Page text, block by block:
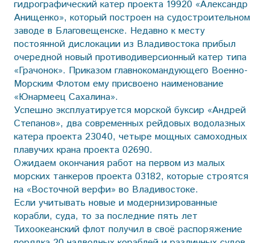
гидрографический катер проекта 19920 «Александр
Анищенко», который построен на судостроительном
заводе в Благовещенске. Недавно к месту
постоянной дислокации из Владивостока прибыл
очередной новый противодиверсионный катер типа
«Грачонок». Приказом главнокомандующего Военно-
Морским Флотом ему присвоено наименование
«Юнармеец Сахалина».
Успешно эксплуатируется морской буксир «Андрей
Степанов», два современных рейдовых водолазных
катера проекта 23040, четыре мощных самоходных
плавучих крана проекта 02690.
Ожидаем окончания работ на первом из малых
морских танкеров проекта 03182, которые строятся
на «Восточной верфи» во Владивостоке.
Если учитывать новые и модернизированные
корабли, суда, то за последние пять лет
Тихоокеанский флот получил в своё распоряжение